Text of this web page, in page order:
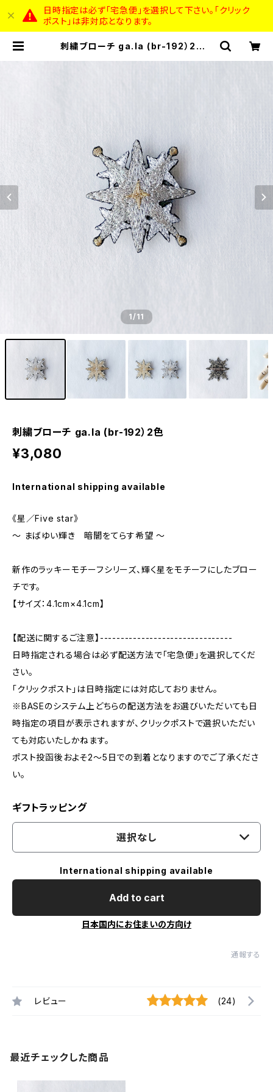
日時指定は必ず「宅急便」を選択して下さい。「クリック
ポスト」は非対応となります。
刺繍ブローチ ga.la (br-192）2色 |
1/11
刺繍ブローチ ga.la (br-192）2色
¥3,080
International shipping available
《星／Five star》
～ まばゆい輝き 暗闇をてらす希望 ～
新作のラッキーモチーフシリーズ、輝く星をモチーフにしたブロー
チです。
【サイズ：4.1cm×4.1cm】
【配送に関するご注意】--------------------------------
日時指定される場合は必ず配送方法で「宅急便」を選択してくだ
さい。
「クリックポスト」は日時指定には対応しておりません。
※BASEのシステム上どちらの配送方法をお選びいただいても日
時指定の項目が表示されますが、クリックポストで選択いただい
ても対応いたしかねます。
ポスト投函後およそ2～5日での到着となりますのでご了承くださ
い。
ギフトラッピング
選択なし
International shipping available
Add to cart
日本国内にお住まいの方向け
通報する
レビュー (24)
最近チェックした商品